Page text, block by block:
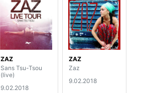
ZAZ
Sans Tsu-Tsou
(live)
9.02.2018
ZAZ
Zaz
9.02.2018